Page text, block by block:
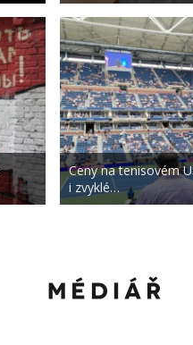
Ceny na tenisovém
i zvyklé…